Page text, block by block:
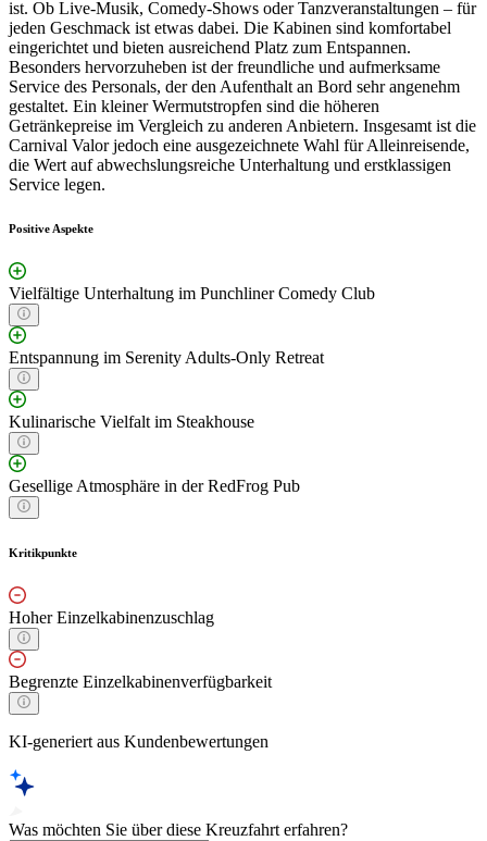
ist. Ob Live-Musik, Comedy-Shows oder Tanzveranstaltungen – für
jeden Geschmack ist etwas dabei. Die Kabinen sind komfortabel
eingerichtet und bieten ausreichend Platz zum Entspannen.
Besonders hervorzuheben ist der freundliche und aufmerksame
Service des Personals, der den Aufenthalt an Bord sehr angenehm
gestaltet. Ein kleiner Wermutstropfen sind die höheren
Getränkepreise im Vergleich zu anderen Anbietern. Insgesamt ist die
Carnival Valor jedoch eine ausgezeichnete Wahl für Alleinreisende,
die Wert auf abwechslungsreiche Unterhaltung und erstklassigen
Service legen.
Positive Aspekte
Vielfältige Unterhaltung im Punchliner Comedy Club
Entspannung im Serenity Adults-Only Retreat
Kulinarische Vielfalt im Steakhouse
Gesellige Atmosphäre in der RedFrog Pub
Kritikpunkte
Hoher Einzelkabinenzuschlag
Begrenzte Einzelkabinenverfügbarkeit
KI-generiert aus Kundenbewertungen
Was möchten Sie über diese Kreuzfahrt erfahren?